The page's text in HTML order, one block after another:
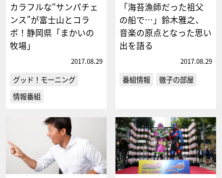
カラフルな“サンパチェ
ンス”が富士山とコラ
ボ！静岡県「まかいの
牧場」
2017.08.29
グッド！モーニング
情報番組
「海苔漁師だった祖父
の船で…」鈴木雅之、
音楽の原点となった思い
出を語る
2017.08.29
番組情報 徹子の部屋